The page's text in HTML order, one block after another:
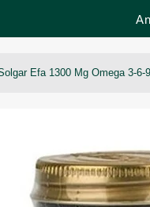
Efa 1300 Mg Omega 3-